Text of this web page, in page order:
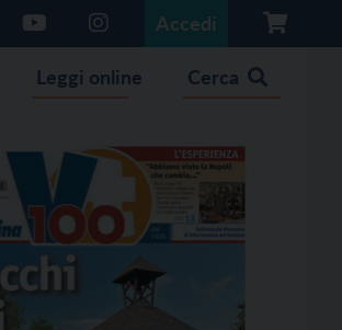
Accedi
Leggi online Cerca